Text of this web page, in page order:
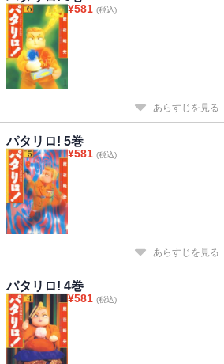
¥581 (税込)
あらすじを見る
パタリロ! 5巻
¥581 (税込)
あらすじを見る
パタリロ! 4巻
¥581 (税込)